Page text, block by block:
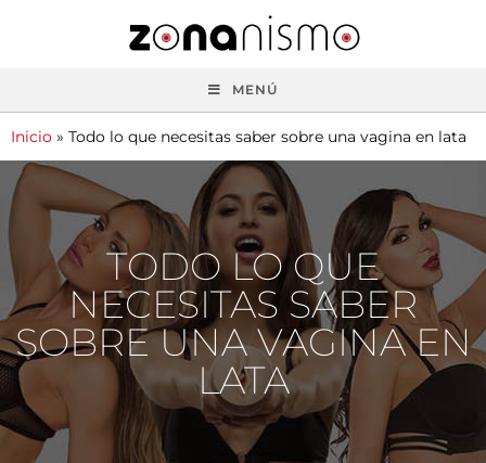
MENÚ
Inicio » Todo lo que necesitas saber sobre una vagina en lata
TODO LO QUE
NECESITAS SABER
SOBRE UNA VAGINA EN
LATA